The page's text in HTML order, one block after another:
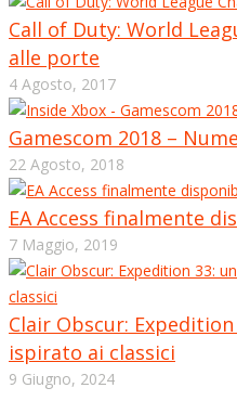
Call of Duty: World
alle porte
4 Agosto, 2017
Gamescom 2018 –
22 Agosto, 2018
EA Access finalmente
7 Maggio, 2019
Clair Obscur:
ispirato ai classici
9 Giugno, 2024